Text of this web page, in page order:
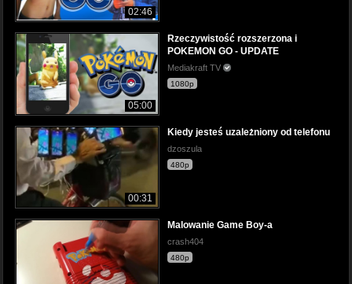
02:46
05:00
Rzeczywistość rozszerzona i
POKEMON GO - UPDATE
Mediakraft TV
1080p
00:31
Kiedy jesteś uzależniony od telefonu
dzoszula
480p
Malowanie Game Boy-a
crash404
480p